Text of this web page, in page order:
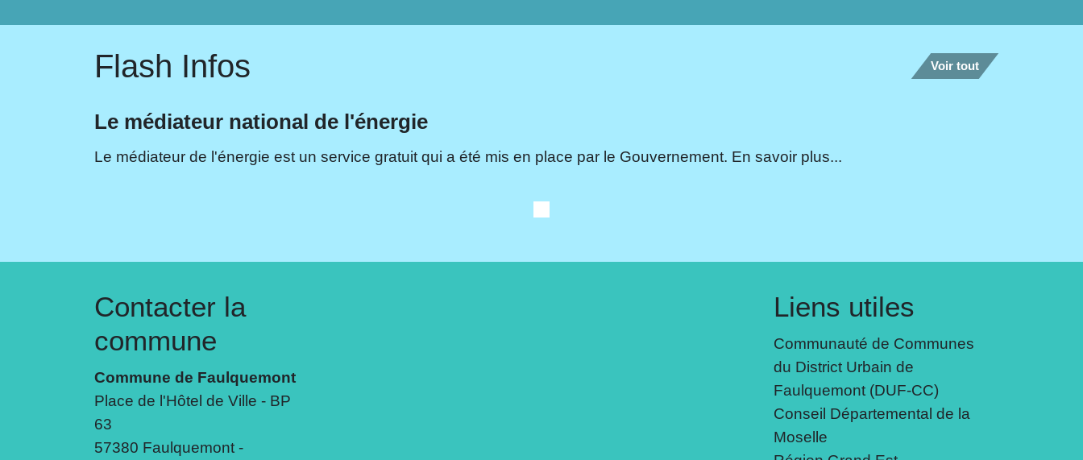
Flash Infos Voir tout
Le médiateur national de l'énergie
Le médiateur de l'énergie est un service gratuit qui a été mis en place par le Gouvernement. En savoir plus...
Contacter la
commune
Commune de Faulquemont
Place de l'Hôtel de Ville - BP
63
57380 Faulquemont -
Liens utiles
Communauté de Communes
du District Urbain de
Faulquemont (DUF-CC)
Conseil Départemental de la
Moselle